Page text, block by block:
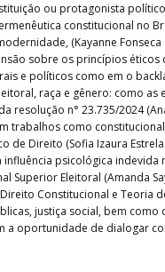
ou protagonista
constitucional no
(Kayanne
sobre os princípios
e políticos como em o
raça e gênero: como
n° 23.735/2024
como
Direito (Sofia Izaura
psicológica indevida
Superior Eleitoral (Amanda
Constitucional e Teoria
justiça social, bem
a oportunidade de dialogar